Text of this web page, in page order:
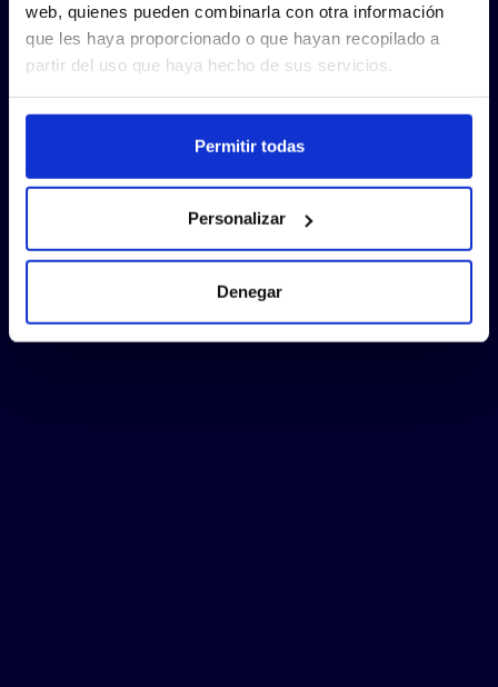
web, quienes pueden combinarla con otra información
que les haya proporcionado o que hayan recopilado a
partir del uso que haya hecho de sus servicios.
Permitir todas
Personalizar
Denegar